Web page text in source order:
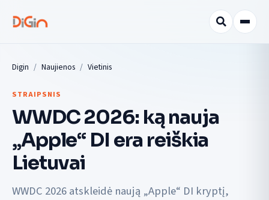
Digin Naujienos Vietinis
STRAIPSNIS
WWDC 2026: ką nauja
„Apple“ DI era reiškia
Lietuvai
WWDC 2026 atskleidė naują „Apple“ DI kryptį,